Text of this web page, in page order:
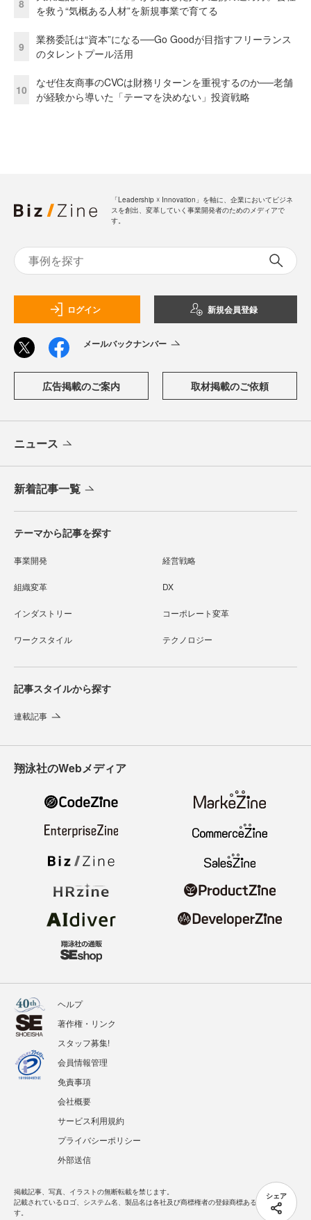
シェア
8
を救う“気概ある人材”を新規事業で育てる
9
業務委託は“資本”になる──Go Goodが目指すフリーランス
のタレントプール活用
10
なぜ住友商事のCVCは財務リターンを重視するのか──老舗
が経験から導いた「テーマを決めない」投資戦略
「Leadership ☓ Innovation」を軸に、企業においてビジネ
スを創出、変革していく事業開発者のためのメディアで
す。
ログイン 新規会員登録
メールバックナンバー
広告掲載のご案内 取材掲載のご依頼
ニュース
新着記事一覧
テーマから記事を探す
事業開発 経営戦略
組織変革 DX
インダストリー コーポレート変革
ワークスタイル テクノロジー
記事スタイルから探す
連載記事
翔泳社のWebメディア
ヘルプ
著作権・リンク
スタッフ募集!
会員情報管理
免責事項
会社概要
サービス利用規約
プライバシーポリシー
外部送信
掲載記事、写真、イラストの無断転載を禁じます。
記載されているロゴ、システム名、製品名は各社及び商標権者の登録商標あるいは商標で
す。